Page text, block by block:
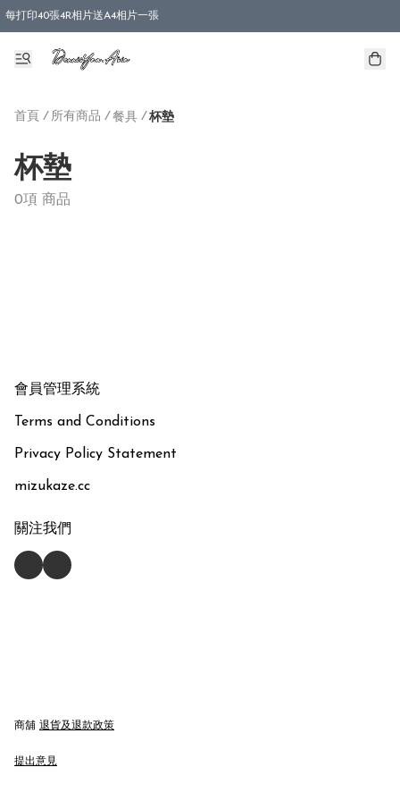
每打印40張4R相片送A4相片一張
首頁 / 所有商品 / 餐具 / 杯墊
杯墊
0項 商品
會員管理系統
Terms and Conditions
Privacy Policy Statement
mizukaze.cc
關注我們
商舖 退貨及退款政策
提出意見